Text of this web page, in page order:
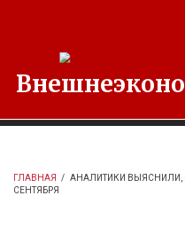
ГЛАВНАЯ / АНАЛИТИКИ ВЫЯСНИЛИ,
СЕНТЯБРЯ